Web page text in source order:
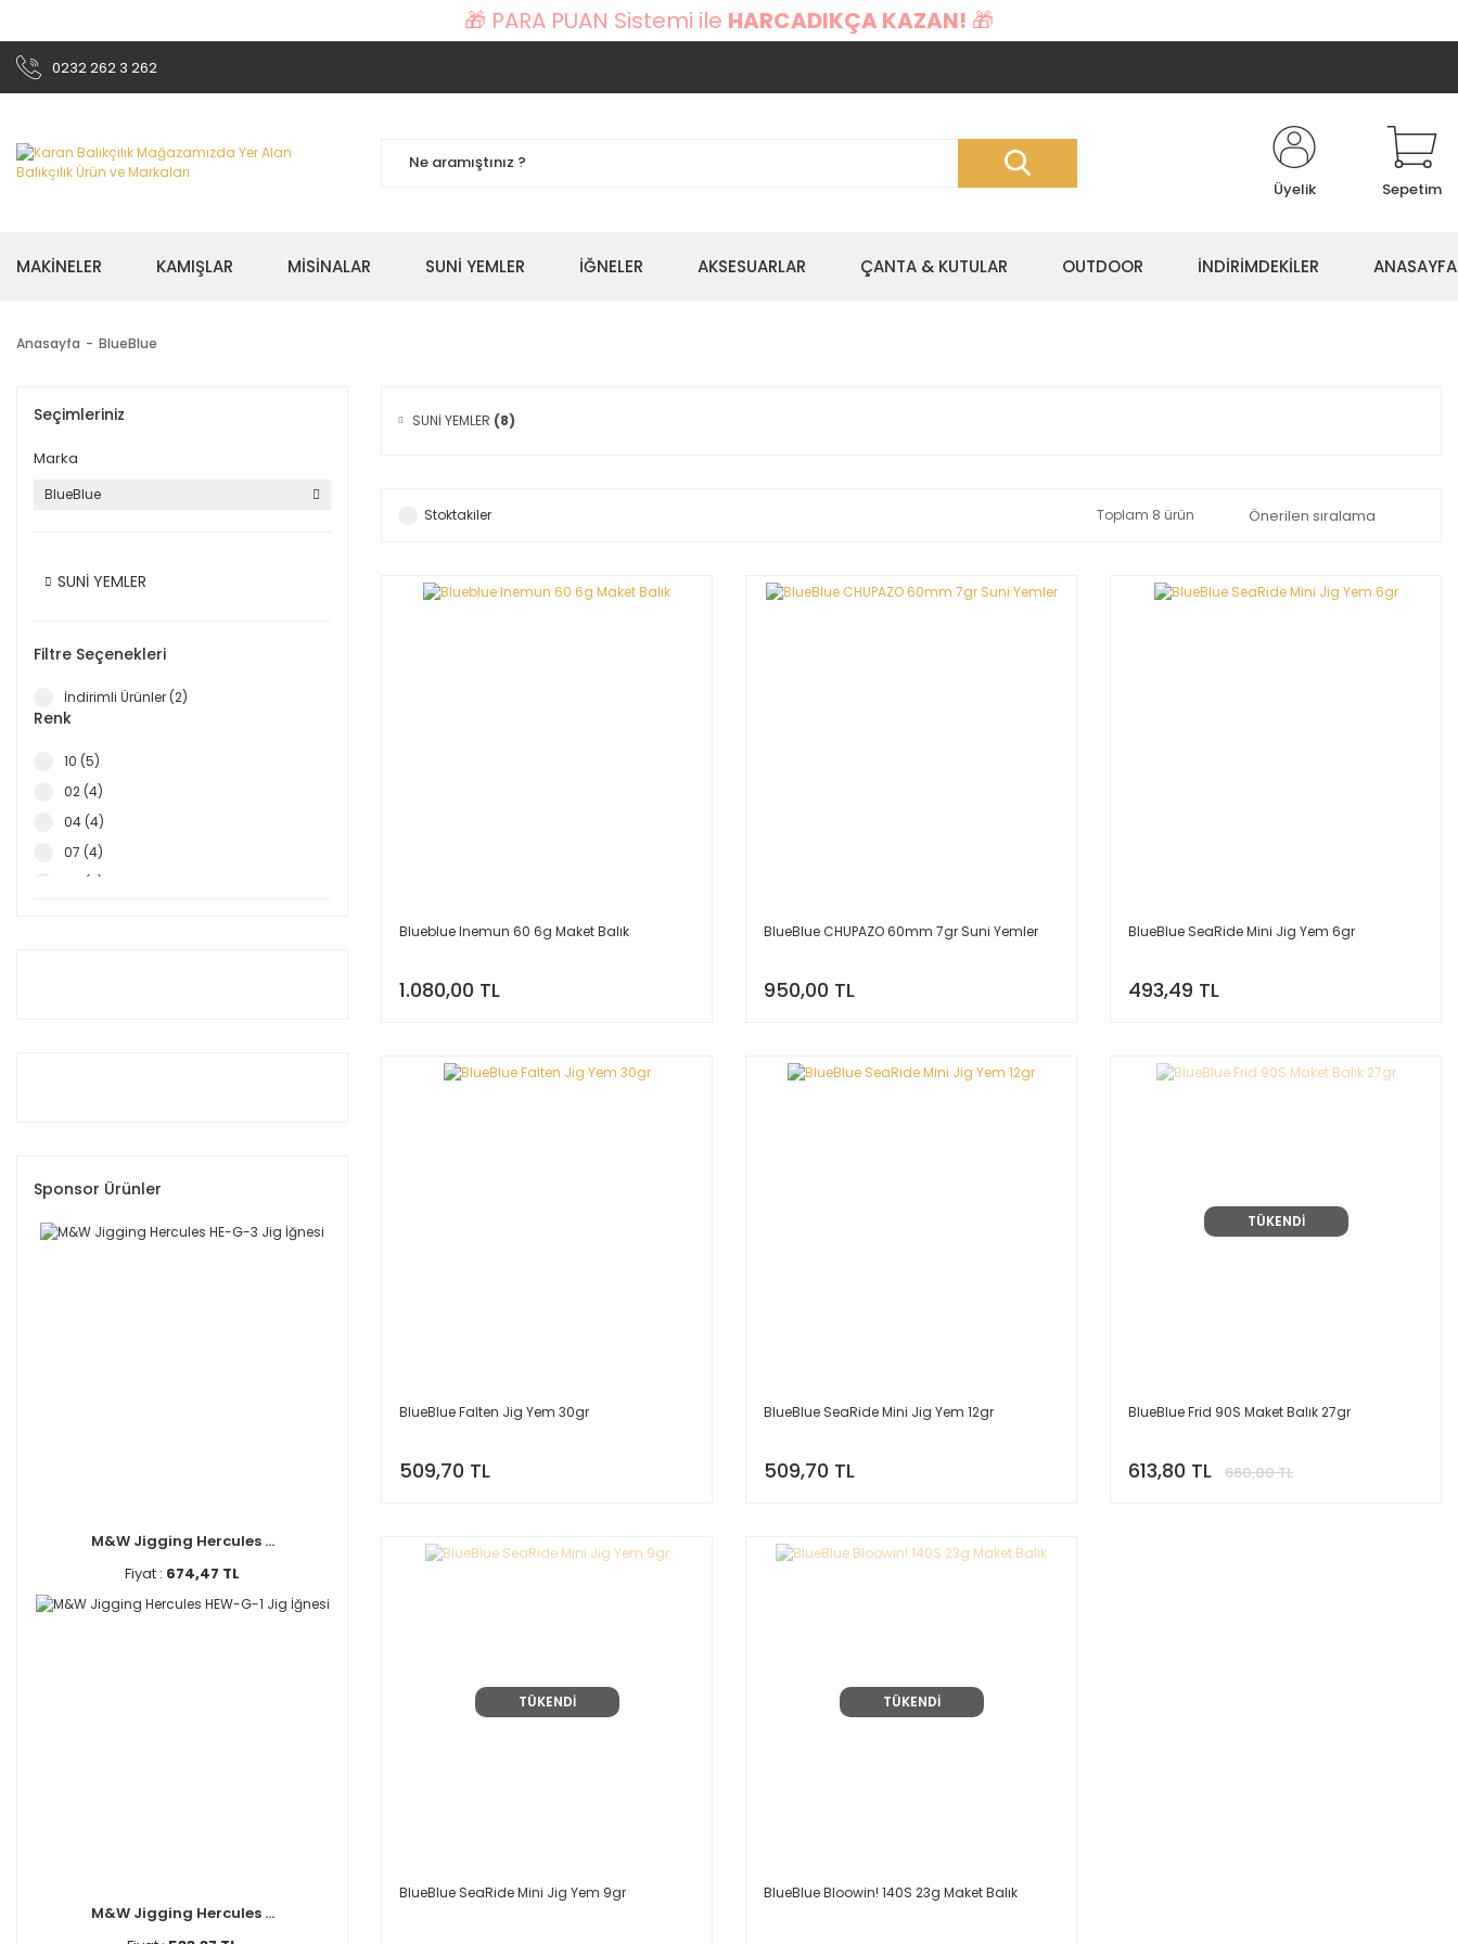
🎁 PARA PUAN Sistemi ile HARCADIKÇA KAZAN! 🎁
0232 262 3 262
Üyelik Sepetim
MAKİNELER KAMIŞLAR MİSİNALAR SUNİ YEMLER İĞNELER AKSESUARLAR ÇANTA & KUTULAR OUTDOOR İNDİRİMDEKİLER ANASAYFA
Anasayfa BlueBlue
Seçimleriniz
Marka
BlueBlue
SUNİ YEMLER
Filtre Seçenekleri
İndirimli Ürünler (2)
Renk
10 (5)
02 (4)
04 (4)
07 (4)
05 (3)
61 (1)
Sponsor Ürünler
M&W Jigging Hercules ...
Fiyat : 674,47 TL
M&W Jigging Hercules ...
SUNİ YEMLER (8)
Stoktakiler Toplam 8 ürün
Blueblue Inemun 60 6g Maket Balık
1.080,00 TL
BlueBlue CHUPAZO 60mm 7gr Suni Yemler
950,00 TL
BlueBlue SeaRide Mini Jig Yem 6gr
493,49 TL
BlueBlue Falten Jig Yem 30gr
509,70 TL
BlueBlue SeaRide Mini Jig Yem 12gr
509,70 TL
TÜKENDİ
BlueBlue Frid 90S Maket Balık 27gr
613,80 TL 660,00 TL
TÜKENDİ
BlueBlue SeaRide Mini Jig Yem 9gr
TÜKENDİ
BlueBlue Bloowin! 140S 23g Maket Balık